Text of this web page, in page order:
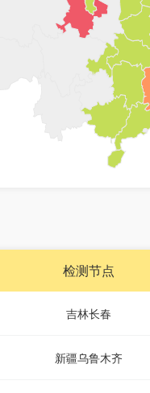
检测节点
吉林长春
新疆乌鲁木齐